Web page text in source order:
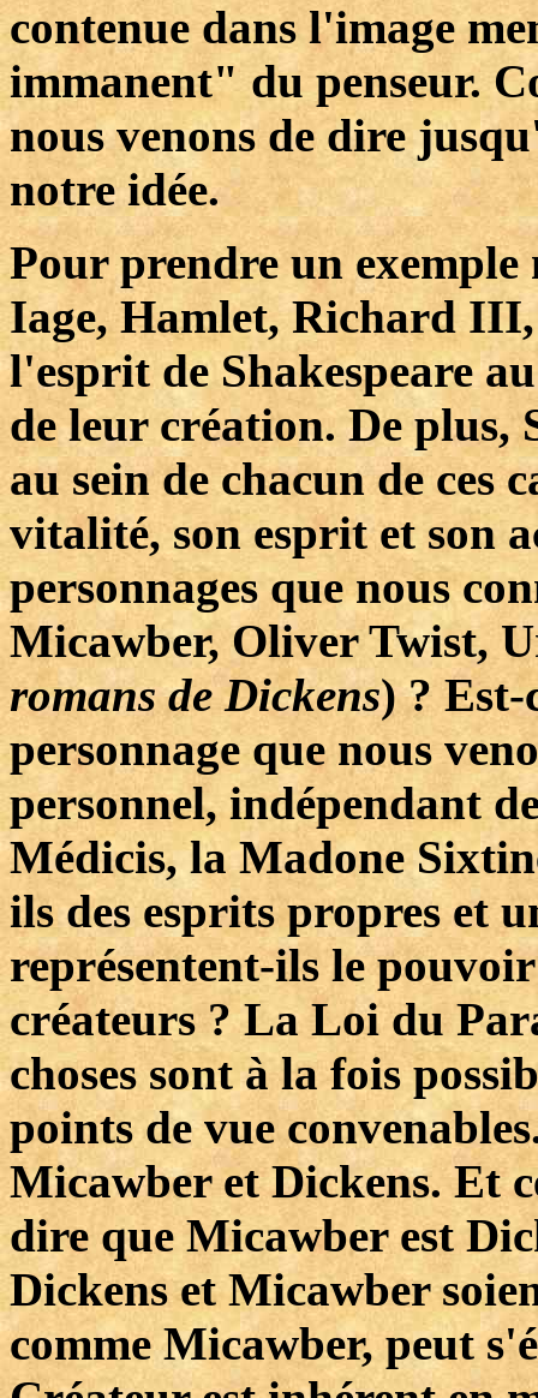
contenue dans l'image
immanent" du penseur.
nous venons de dire
notre idée.
Pour prendre un
Iage, Hamlet, Richard
l'esprit de Shakespeare
de leur création. De plus,
au sein de chacun de ces
vitalité, son esprit et son
personnages que nous
Micawber, Oliver Twist,
romans de Dickens) ? Est-
personnage que nous
personnel, indépendant
Médicis, la Madone
ils des esprits propres et
représentent-ils le
créateurs ? La Loi du
choses sont à la fois
points de vue
Micawber et Dickens. Et
dire que Micawber est
Dickens et Micawber
comme Micawber, peut